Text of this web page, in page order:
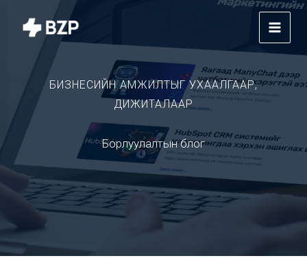
БИЗНЕСИЙН АМЖИЛТЫГ УХААЛГААР,
ДИЖИТАЛААР
Борлуулалтын блог